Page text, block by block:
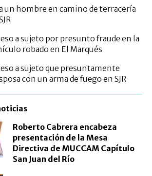
un hombre en camino de terracería
a sujeto por presunto fraude en la
robado en El Marqués
a sujeto que presuntamente
con un arma de fuego en SJR
Roberto Cabrera encabeza
presentación de la Mesa
Directiva de MUCCAM Capítulo
San Juan del Río